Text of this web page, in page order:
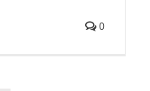
0